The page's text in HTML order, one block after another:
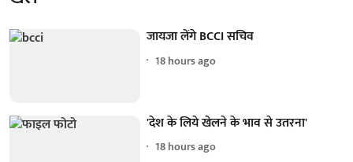
जायजा लेंगे BCCI सचिव
18 hours ago
'देश के लिये खेलने के भाव से उतरना'
18 hours ago